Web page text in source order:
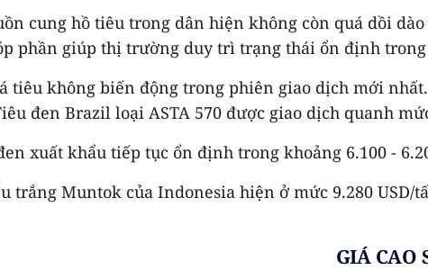
cung hồ tiêu trong dân hiện không còn quá dồi
phần giúp thị trường duy trì trạng thái ổn định
tiêu không biến động trong phiên giao dịch mới
đen Brazil loại ASTA 570 được giao dịch quanh
xuất khẩu tiếp tục ổn định trong khoảng 6.100 -
trắng Muntok của Indonesia hiện ở mức 9.280
GIÁ CAO